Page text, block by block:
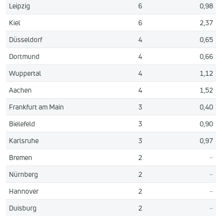
Leipzig
6
0,98
Kiel
6
2,37
Düsseldorf
4
0,65
Dortmund
4
0,66
Wuppertal
4
1,12
Aachen
4
1,52
Frankfurt am Main
3
0,40
Bielefeld
3
0,90
Karlsruhe
3
0,97
Bremen
2
–
Nürnberg
2
–
Hannover
2
–
Duisburg
2
–